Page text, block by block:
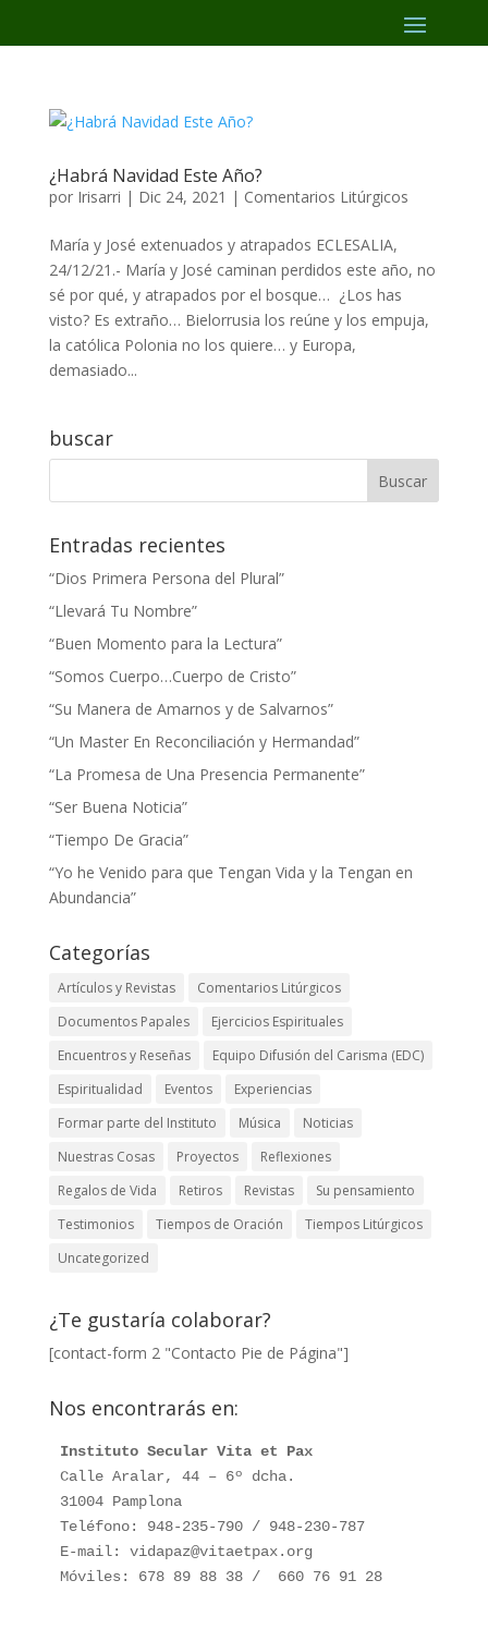
¿Habrá Navidad Este Año?
por Irisarri | Dic 24, 2021 | Comentarios Litúrgicos
María y José extenuados y atrapados ECLESALIA,
24/12/21.- María y José caminan perdidos este año, no
sé por qué, y atrapados por el bosque… ¿Los has
visto? Es extraño… Bielorrusia los reúne y los empuja,
la católica Polonia no los quiere… y Europa,
demasiado...
buscar
Entradas recientes
“Dios Primera Persona del Plural”
“Llevará Tu Nombre”
“Buen Momento para la Lectura”
“Somos Cuerpo…Cuerpo de Cristo”
“Su Manera de Amarnos y de Salvarnos”
“Un Master En Reconciliación y Hermandad”
“La Promesa de Una Presencia Permanente”
“Ser Buena Noticia”
“Tiempo De Gracia”
“Yo he Venido para que Tengan Vida y la Tengan en
Abundancia”
Categorías
Artículos y Revistas
Comentarios Litúrgicos
Documentos Papales
Ejercicios Espirituales
Encuentros y Reseñas
Equipo Difusión del Carisma (EDC)
Espiritualidad
Eventos
Experiencias
Formar parte del Instituto
Música
Noticias
Nuestras Cosas
Proyectos
Reflexiones
Regalos de Vida
Retiros Revistas
Su pensamiento
Testimonios
Tiempos de Oración
Tiempos Litúrgicos
Uncategorized
¿Te gustaría colaborar?
[contact-form 2 "Contacto Pie de Página"]
Nos encontrarás en:
Instituto Secular Vita et Pax
Calle Aralar, 44 – 6º dcha.
31004 Pamplona
Teléfono: 948-235-790 / 948-230-787
E-mail: vidapaz@vitaetpax.org
Móviles: 678 89 88 38 /  660 76 91 28